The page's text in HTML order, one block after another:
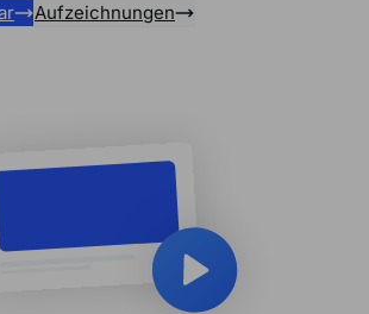
Aufzeichnungen